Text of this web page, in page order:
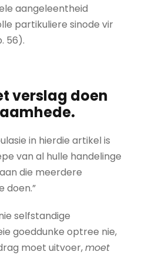
aangeleentheid
partikuliere sinode vir
56).
verslag doen
in hierdie artikel is
van al hulle handelinge
die meerdere
doen.”
selfstandige
goeddunke optree nie,
moet uitvoer,moet